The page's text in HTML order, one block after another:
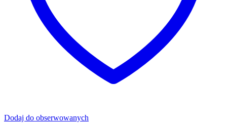
Dodaj do obserwowanych